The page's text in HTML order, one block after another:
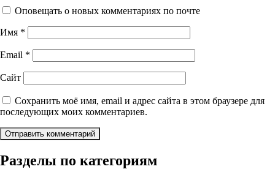
Оповещать о новых комментариях по почте
Имя *
Email *
Сайт
Сохранить моё имя, email и адрес сайта в этом браузере для
последующих моих комментариев.
Разделы по категориям